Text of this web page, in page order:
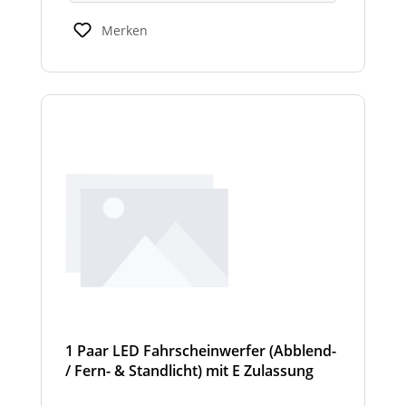
Scheinwerfermodulen können geringfügig
von den angegebenen Standardbreiten
abweichen. Modelle mit nur 2
auch ein weißes Mittelteil (beleuchtet oder
Merken
1 Paar LED Fahrscheinwerfer (Abblend-
/ Fern- & Standlicht) mit E Zulassung